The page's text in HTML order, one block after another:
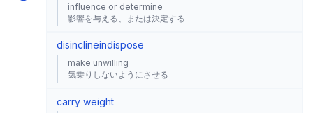
influence or determine
影響を与える、または決定する
disinclineindispose
make unwilling
気乗りしないようにさせる
carry weight